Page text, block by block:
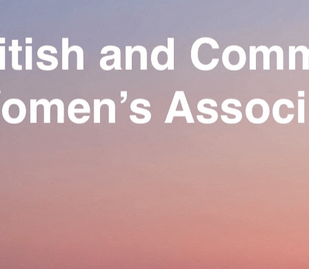
Exporter uniquement les colonnes affichées
Ajoutez un logo, un bouton, des réseaux sociaux
Our Association
Activities
Join us